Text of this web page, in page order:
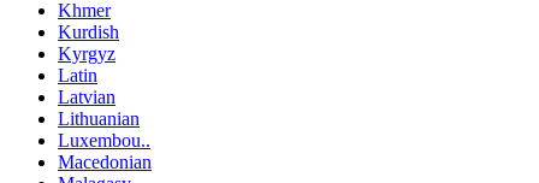
Khmer
Kurdish
Kyrgyz
Latin
Latvian
Lithuanian
Luxembou..
Macedonian